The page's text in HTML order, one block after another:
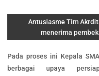
Antusiasme Tim
menerima
Pada proses ini Kepala
berbagai upaya